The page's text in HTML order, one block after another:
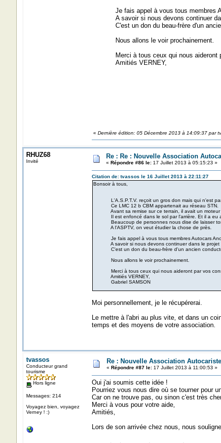
Je fais appel à vous tous membres
A savoir si nous devons continuer dans
C'est un don du beau-frère d'un ancien
Nous allons le voir prochainement.
Merci à tous ceux qui nous aideront
Amitiés VERNEY,
« Dernière édition: 05 Décembre 2013 à 14:09:37 par
RHUZ68
Invité
Re : Re : Nouvelle Association
« Répondre #86 le:17 Juillet 2013 à 05:15:23 »
Citation de: tvassos le 16 Juillet 2013 à 22:11:27
Bonsoir à tous,
L'A.S.P.T.V. reçoit un gros don mais qui n'est pas
Ce LMC 12 b CBM appartenait au réseau STN.
Avant sa remise sur ce terrain, il avait un moteur
Il est enfoncé dans le sol par l'arrière. Et il a eu
Beaucoup de personnes nous dise de laisser
A l'ASPTV, on veut étudier la chose de près.
Je fais appel à vous tous membres Autocars
A savoir si nous devons continuer dans le projet
C'est un don du beau-frère d'un ancien
Nous allons le voir prochainement.
Merci à tous ceux qui nous aideront par vos
Amitiés VERNEY,
Gabriel SAMSON
Moi personnellement, je le récupérerai.
Le mettre à l'abri au plus vite, et dans un
temps et des moyens de votre association.
tvassos
Conducteur grand
tourisme
Hors ligne
Messages: 214
Voyagez bien, voyagez
Verney ! :)
Re : Nouvelle Association
« Répondre #87 le:17 Juillet 2013 à 11:00:53 »
Oui j'ai soumis cette idée !
Pourriez vous nous dire où se tourner pour
Car on ne trouve pas, ou sinon c'est très
Merci à vous pour votre aide,
Amitiés,
Lors de son arrivée chez nous, nous